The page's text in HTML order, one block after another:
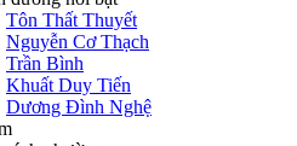
Tôn Thất Thuyết
Nguyễn Cơ Thạch
Trần Bình
Khuất Duy Tiến
Dương Đình Nghệ